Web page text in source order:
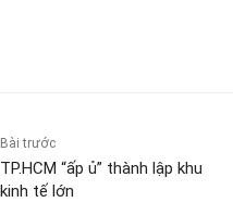
Bài trước
TP.HCM “ấp ủ” thành lập khu
kinh tế lớn